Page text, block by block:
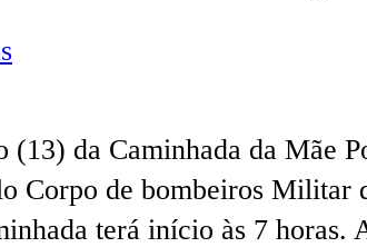
da Caminhada da Mãe
Corpo de bombeiros Militar
terá início às 7